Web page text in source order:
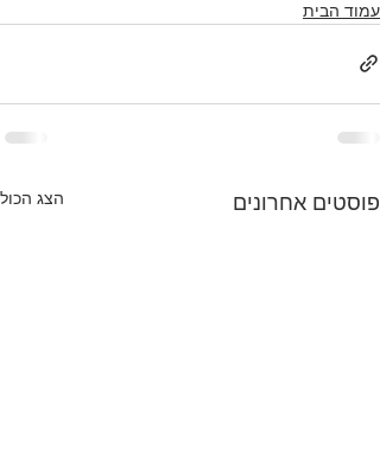
עמוד הבית
פוסטים אחרונים הצג הכול